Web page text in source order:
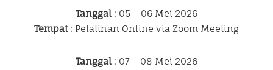
Tanggal : 05 – 06 Mei 2026
Tempat: Pelatihan Online via Zoom Meeting
Tanggal : 07 – 08 Mei 2026